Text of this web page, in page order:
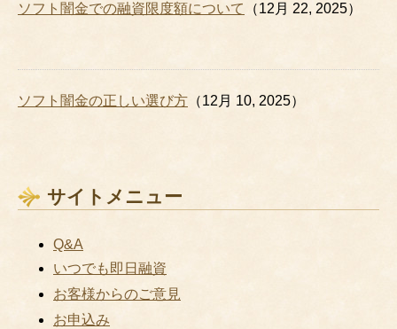
ソフト闇金での融資限度額について （12月 22, 2025）
ソフト闇金の正しい選び方 （12月 10, 2025）
サイトメニュー
Q&A
いつでも即日融資
お客様からのご意見
お申込み